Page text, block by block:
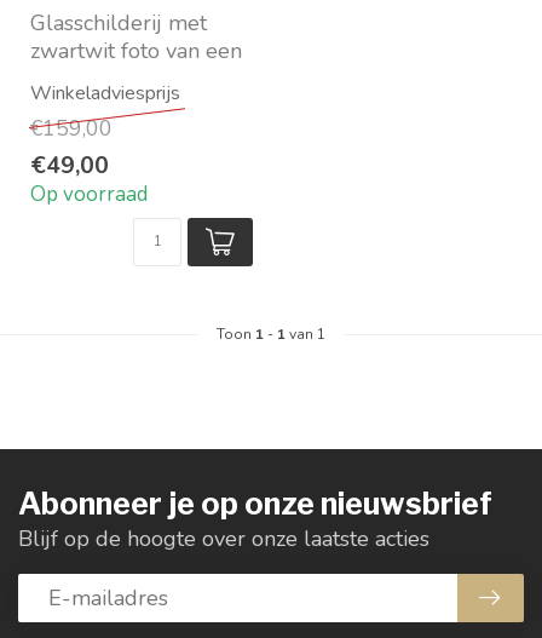
Glasschilderij met
zwartwit foto van een
mooie vrouw en vuur
op de achtergrond
...
€159,00
€49,00
Op voorraad
Toon 1 - 1van 1
Abonneer je op onze nieuwsbrief
Blijf op de hoogte over onze laatste acties